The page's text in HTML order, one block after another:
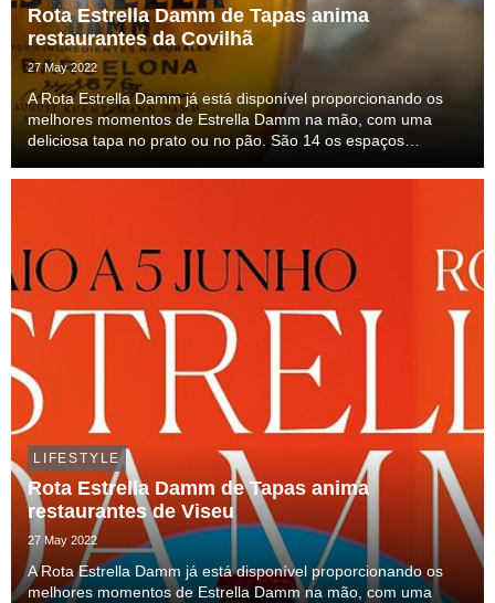
Rota Estrella Damm de Tapas anima
restaurantes da Covilhã
27 May 2022
A Rota Estrella Damm já está disponível proporcionando os
melhores momentos de Estrella Damm na mão, com uma
deliciosa tapa no prato ou no pão. São 14 os espaços
https://rotadetapas.com.pt/. O espírito de Barcelona, d...
LIFESTYLE
Rota Estrella Damm de Tapas anima
restaurantes de Viseu
27 May 2022
A Rota Estrella Damm já está disponível proporcionando os
melhores momentos de Estrella Damm na mão, com uma